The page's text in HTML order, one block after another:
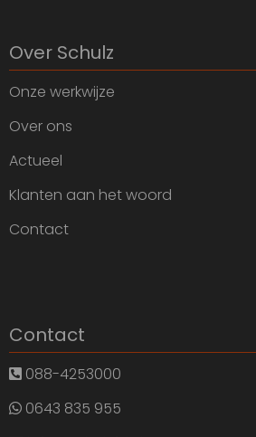
Over Schulz
Onze werkwijze
Over ons
Actueel
Klanten aan het woord
Contact
Contact
088-4253000
0643 835 955